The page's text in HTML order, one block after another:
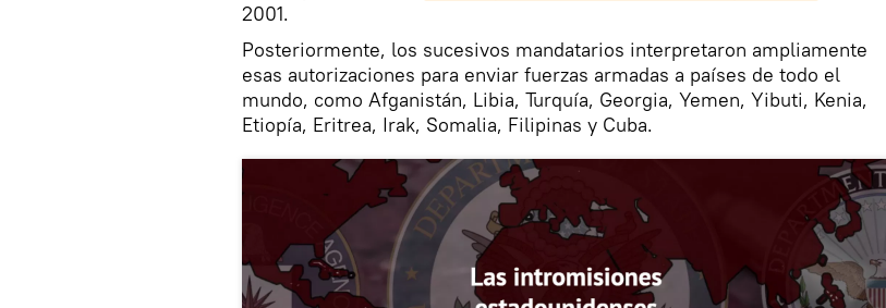
2001.
Posteriormente, los sucesivos mandatarios interpretaron ampliamente
esas autorizaciones para enviar fuerzas armadas a países de todo el
mundo, como Afganistán, Libia, Turquía, Georgia, Yemen, Yibuti, Kenia,
Etiopía, Eritrea, Irak, Somalia, Filipinas y Cuba.